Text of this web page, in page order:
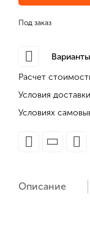
Под заказ
Расчет
Условия доставки
Условиях
Описание